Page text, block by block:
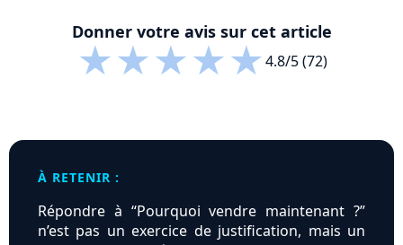
Donner votre avis sur cet article
★★★★★4.8/5 (72)
À RETENIR :
Répondre à “Pourquoi vendre maintenant ?”
n’est pas un exercice de justification, mais un